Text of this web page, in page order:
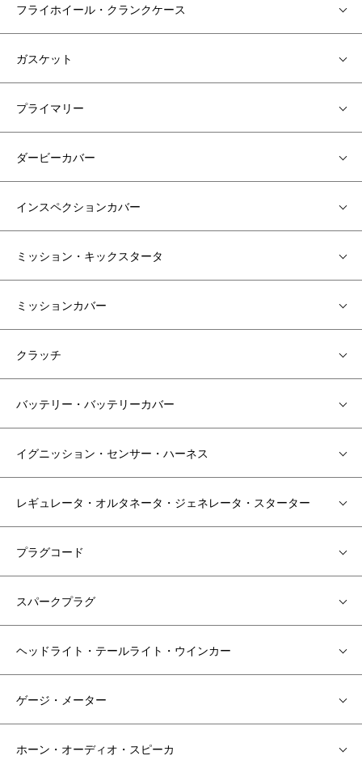
フライホイール・クランクケース
ガスケット
プライマリー
ダービーカバー
インスペクションカバー
ミッション・キックスタータ
ミッションカバー
クラッチ
バッテリー・バッテリーカバー
イグニッション・センサー・ハーネス
レギュレータ・オルタネータ・ジェネレータ・スターター
プラグコード
スパークプラグ
ヘッドライト・テールライト・ウインカー
ゲージ・メーター
ホーン・オーディオ・スピーカ